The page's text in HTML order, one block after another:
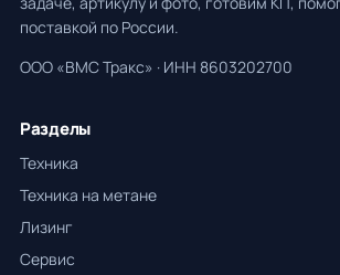
поставкой по России.
ООО «ВМС Тракс» · ИНН 8603202700
Разделы
Техника
Техника на метане
Лизинг
Сервис